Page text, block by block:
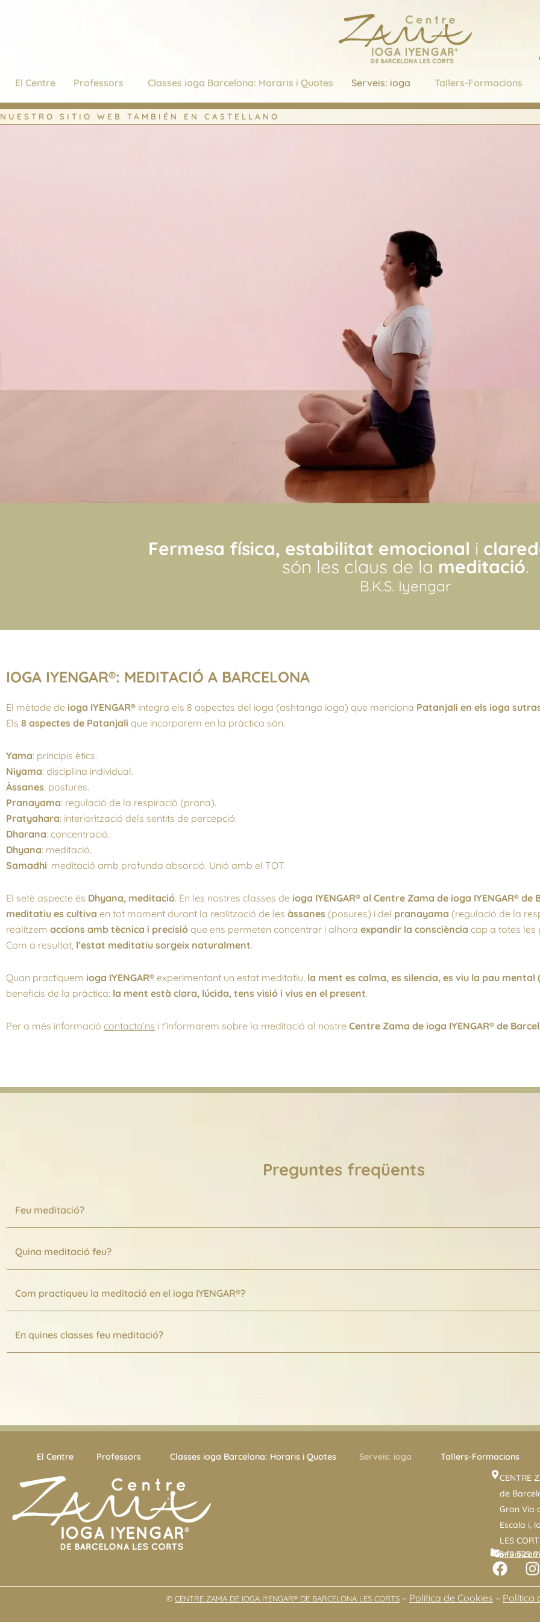
El Centre Professors Classes ioga Barcelona: Horaris i Quotes Serveis: ioga Tallers-Formacions
NUESTRO SITIO WEB TAMBIÉN EN CASTELLANO
Fermesa física, estabilitat emocional i
són les claus de la meditació.
B.K.S. Iyengar
IOGA IYENGAR®: MEDITACIÓ A BARCELONA
El mètode de ioga IYENGAR® integra els 8 aspectes del ioga (ashtanga ioga) que menciona Patanjali en els ioga
Els 8 aspectes de Patanjali que incorporem en la pràctica són:
Yama: principis ètics.
Niyama: disciplina individual.
Àssanes: postures.
Pranayama: regulació de la respiració (prana).
Pratyahara: interiorització dels sentits de percepció.
Dharana: concentració.
Dhyana: meditació.
Samadhi: meditació amb profunda absorció. Unió amb el TOT.
El setè aspecte és Dhyana, meditació. En les nostres classes de ioga IYENGAR® al Centre Zama de ioga IYENGAR® de
meditatiu es cultiva en tot moment durant la realització de les àssanes (posures) i del pranayama (regulació de la
realitzem accions amb tècnica i precisió que ens permeten concentrar i alhora expandir la consciència cap a totes les
Com a resultat, l’estat meditatiu sorgeix naturalment.
Quan practiquem ioga IYENGAR® experimentant un estat meditatiu, la ment es calma, es silencia, es viu la pau mental
beneficis de la pràctica: la ment està clara, lúcida, tens visió i vius en el present.
Per a més informació contacta’ns i t’informarem sobre la meditació al nostre Centre Zama de ioga IYENGAR® de
Preguntes freqüents
Feu meditació?
Quina meditació feu?
Com practiqueu la meditació en el ioga IYENGAR®?
En quines classes feu meditació?
El Centre Professors Classes ioga Barcelona: Horaris i Quotes Serveis: ioga Tallers-Formacions
CENTRE
de
Gran Via
Escala i,
LES
649 629
F
a
c
e
I
n
s
t
© CENTRE ZAMA DE IOGA IYENGAR® DE BARCELONA LES CORTS – Política de Cookies – Política